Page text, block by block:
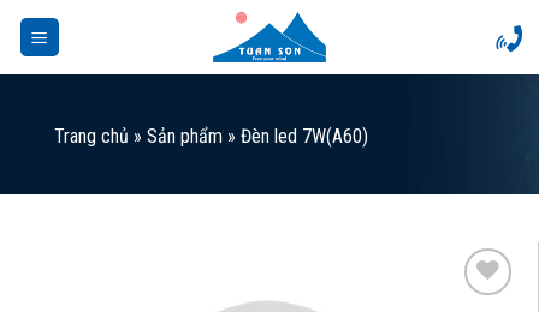
Skip
content
Trang chủ » Sản phẩm » Đèn led 7W(A60)